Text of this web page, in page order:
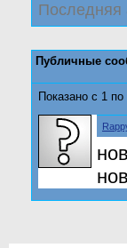
Последняя
Публичные
Показано с 1 по